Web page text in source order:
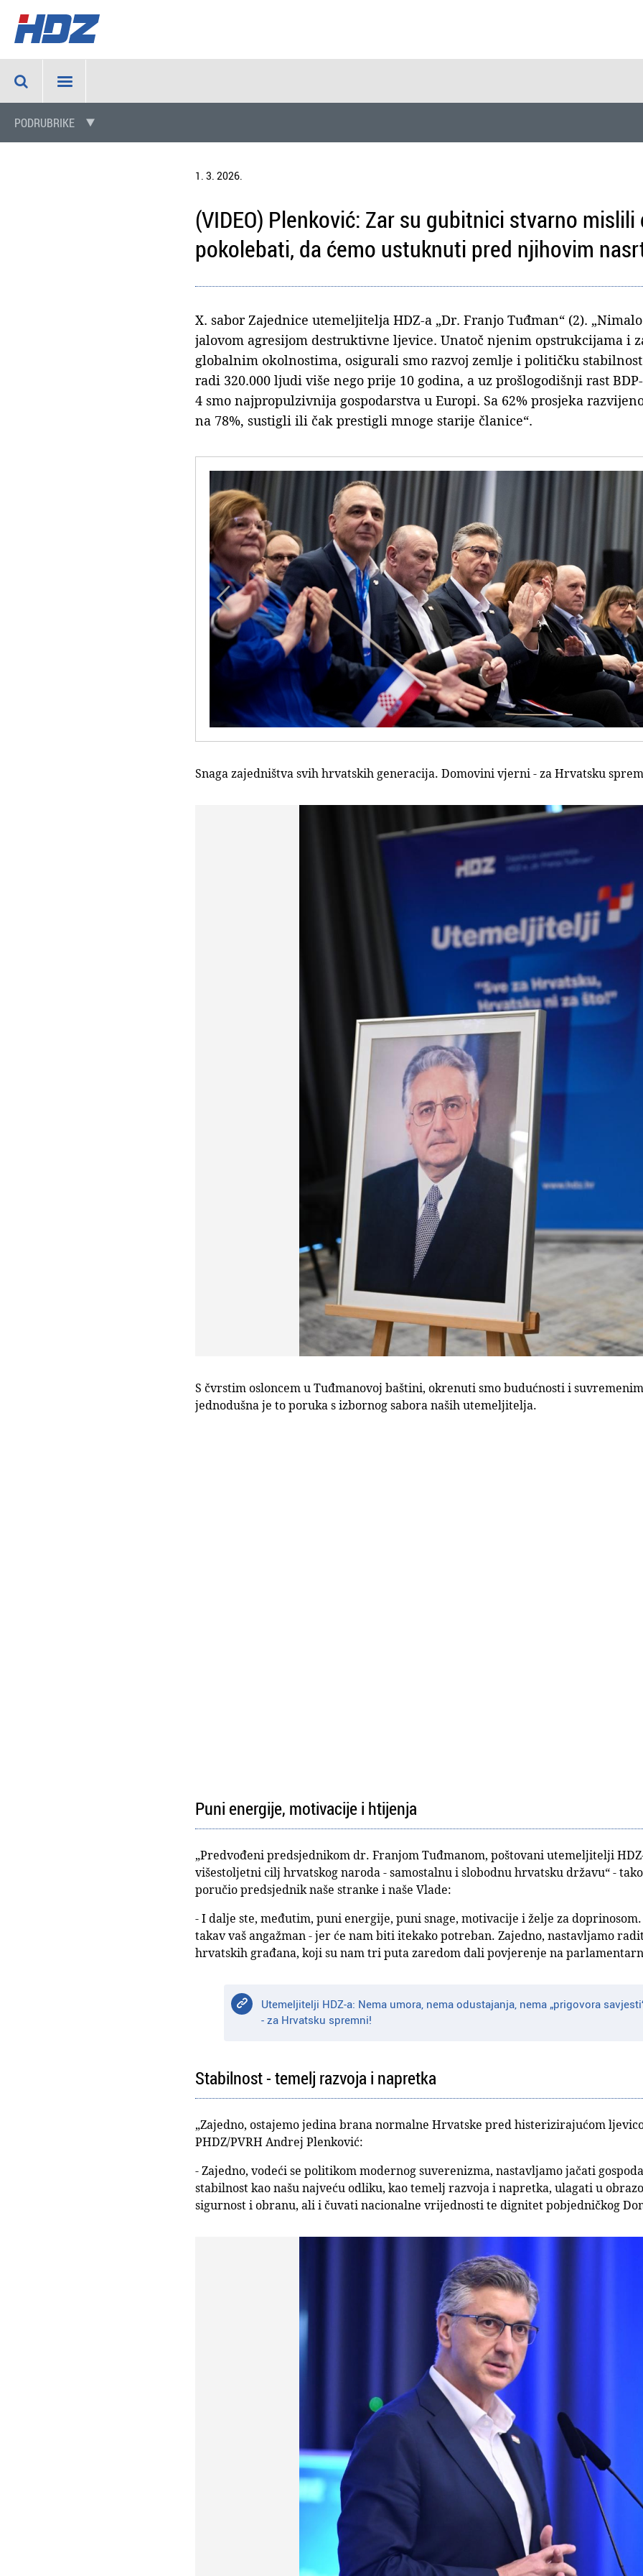
PODRUBRIKE
1. 3. 2026.
(VIDEO) Plenković: Zar su gubitnici stvarno
pokolebati, da ćemo ustuknuti pred njihovim
X. sabor Zajednice utemeljitelja HDZ-a „Dr. Franjo Tuđman“ (2).
jalovom agresijom destruktivne ljevice. Unatoč njenim opstrukcijama i
globalnim okolnostima, osigurali smo razvoj zemlje i političku
radi 320.000 ljudi više nego prije 10 godina, a uz prošlogodišnji rast
4 smo najpropulzivnija gospodarstva u Europi. Sa 62% prosjeka
na 78%, sustigli ili čak prestigli mnoge starije članice“.

Snaga zajedništva svih hrvatskih generacija. Domovini vjerni - za Hrvatsku
S čvrstim osloncem u Tuđmanovoj baštini, okrenuti smo budućnosti i
jednodušna je to poruka s izbornog sabora naših utemeljitelja.
Puni energije, motivacije i htijenja
„Predvođeni predsjednikom dr. Franjom Tuđmanom, poštovani utemeljitelji
višestoljetni cilj hrvatskog naroda - samostalnu i slobodnu hrvatsku državu“ -
poručio predsjednik naše stranke i naše Vlade:
- I dalje ste, međutim, puni energije, puni snage, motivacije i želje za
takav vaš angažman - jer će nam biti itekako potreban. Zajedno, nastavljamo
hrvatskih građana, koji su nam tri puta zaredom dali povjerenje na
Utemeljitelji HDZ-a: Nema umora, nema odustajanja, nema „prigovora
- za Hrvatsku spremni!
Stabilnost - temelj razvoja i napretka
„Zajedno, ostajemo jedina brana normalne Hrvatske pred histerizirajućom
PHDZ/PVRH Andrej Plenković:
- Zajedno, vodeći se politikom modernog suverenizma, nastavljamo jačati
stabilnost kao našu najveću odliku, kao temelj razvoja i napretka, ulagati u
sigurnost i obranu, ali i čuvati nacionalne vrijednosti te dignitet pobjedničkog